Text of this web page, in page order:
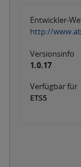
Entwickler-
http://
Versionsinfo
1.0.17
Verfügbar für
ETS5